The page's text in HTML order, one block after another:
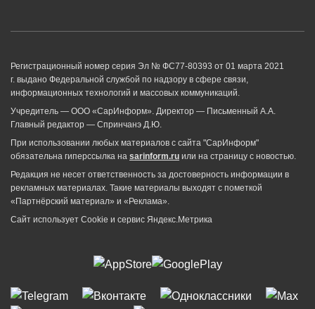
Регистрационный номер серия Эл № ФС77-80393 от 01 марта 2021
г. выдано Федеральной службой по надзору в сфере связи,
информационных технологий и массовых коммуникаций.
Учредитель — ООО «СарИнформ». Директор — Письменный А.А.
Главный редактор — Спринчанэ Д.Ю.
При использовании любых материалов с сайта "СарИнформ"
обязательна гиперссылка на sarinform.ru или на страницу с новостью.
Редакция не несет ответственность за достоверность информации в
рекламных материалах. Такие материалы выходят с пометкой
«Партнёрский материал» и «Реклама».
Сайт использует Cookie и сервиc Яндекс.Метрика